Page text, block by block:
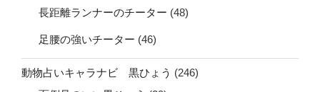
長距離ランナーのチーター (48)
足腰の強いチーター (46)
動物占いキャラナビ 黒ひょう (246)